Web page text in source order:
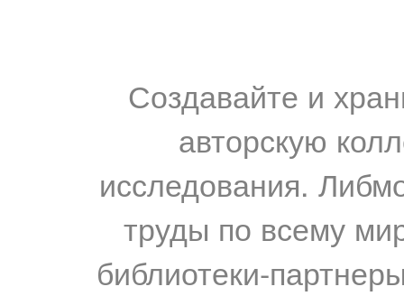
Создавайте и
авторскую
исследования.
труды по всему
библиотеки-